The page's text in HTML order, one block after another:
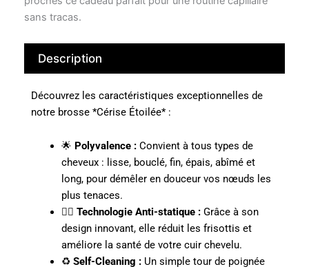
sans tracas.
Description
Découvrez les caractéristiques exceptionnelles de
notre brosse *Cérise Étoilée* :
🌟 Polyvalence :Convient à tous types de
cheveux : lisse, bouclé, fin, épais, abîmé et
long, pour démêler en douceur vos nœuds les
plus tenaces.
🧖‍♀️ Technologie Anti-statique :Grâce à son
design innovant, elle réduit les frisottis et
améliore la santé de votre cuir chevelu.
♻️ Self-Cleaning :Un simple tour de poignée